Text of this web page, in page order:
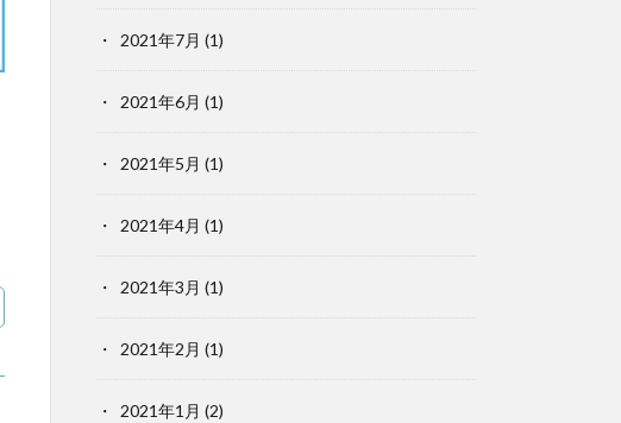
2021年7月 (1)
2021年6月 (1)
2021年5月 (1)
2021年4月 (1)
2021年3月 (1)
2021年2月 (1)
2021年1月 (2)